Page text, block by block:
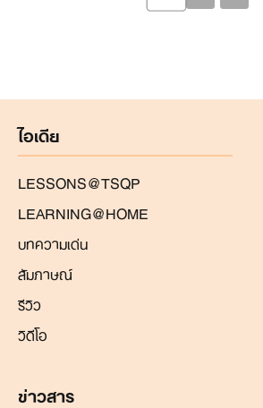
ไอเดีย
LESSONS@TSQP
LEARNING@HOME
บทความเด่น
สัมภาษณ์
รีวิว
วิดีโอ
ข่าวสาร